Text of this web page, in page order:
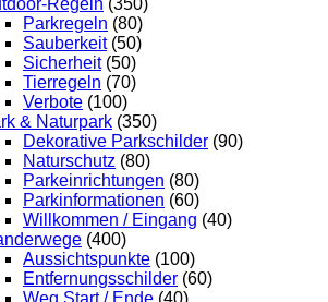
Regeln (350)
Parkregeln (80)
Sauberkeit (50)
Sicherheit (50)
Tierregeln (70)
Verbote (100)
& Naturpark (350)
Dekorative Parkschilder (90)
Naturschutz (80)
Parkeinrichtungen (80)
Parkinformationen (60)
Willkommen / Eingang (40)
(400)
Aussichtspunkte (100)
Entfernungsschilder (60)
Weg Start / Ende (40)